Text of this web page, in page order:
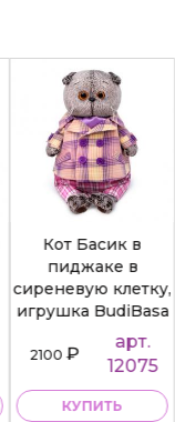
Кот Басик в
пиджаке в
сиреневую клетку,
игрушка BudiBasa
2100₽
арт.
12075
КУПИТЬ